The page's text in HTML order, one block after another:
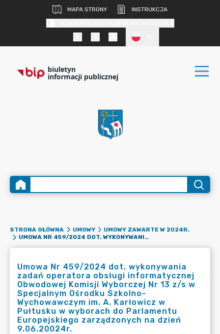
MAPA STRONY
INSTRUKCJA
biuletyn
informacji publicznej
STRONA GŁÓWNA UMOWY
UMOWY ZAWARTE W 2024R.
UMOWA NR 459/2024 DOT. WYKONYWANIA ZADAŃ OPERATORA OBSŁUGI INFORMATYCZNEJ OBWODOWEJ KOMISJI WYBORCZEJ NR 13 Z/S W SPECJALNYM OŚRODKU SZKOLNO-WYCHOWAWCZYM IM. A. KARŁOWICZ W PUŁTUSKU W WYBORACH DO PARLAMENTU EUROPEJSKIEGO ZARZĄDZONYCH NA DZIEŃ 9.06.20024R.
Umowa Nr 459/2024 dot. wykonywania
zadań operatora obsługi informatycznej
Obwodowej Komisji Wyborczej Nr 13 z/s w
Specjalnym Ośrodku Szkolno-
Wychowawczym im. A. Karłowicz w
Pułtusku w wyborach do Parlamentu
Europejskiego zarządzonych na dzień
9.06.20024r.